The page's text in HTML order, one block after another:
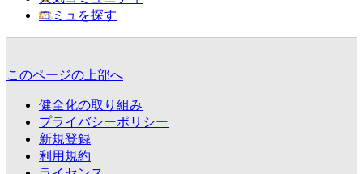
コミュを探す
このページの上部へ
健全化の取り組み
プライバシーポリシー
新規登録
利用規約